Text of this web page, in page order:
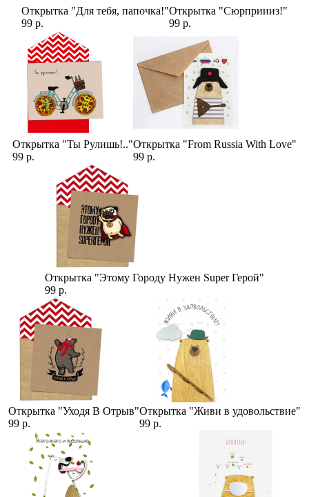
Открытка "Для тебя, папочка!"
99 р.
Открытка "Сюрприииз!"
99 р.
Открытка "Ты Рулишь!.."
99 р.
Открытка "From Russia With Love"
99 р.
Открытка "Этому Городу Нужен Super Герой"
99 р.
Открытка "Уходя В Отрыв"
99 р.
Открытка "Живи в удовольствие"
99 р.